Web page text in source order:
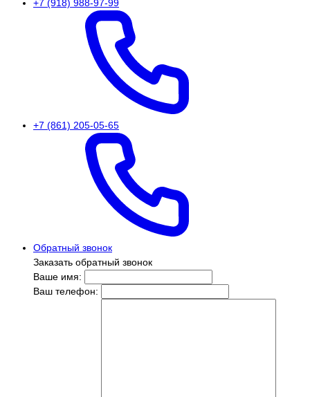
+7 (918) 988-97-99
+7 (861) 205-05-65
Обратный звонок
Заказать обратный звонок
Ваше имя:
Ваш телефон: